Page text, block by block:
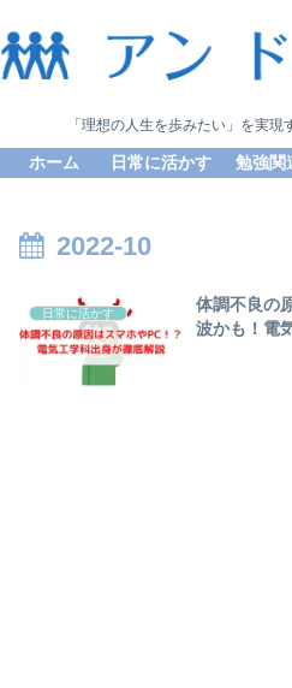
「理想の人生を歩みたい」を実
ホーム 日常に活かす 勉強関
2022-10
日常に活かす
体調不良の
波かも！電